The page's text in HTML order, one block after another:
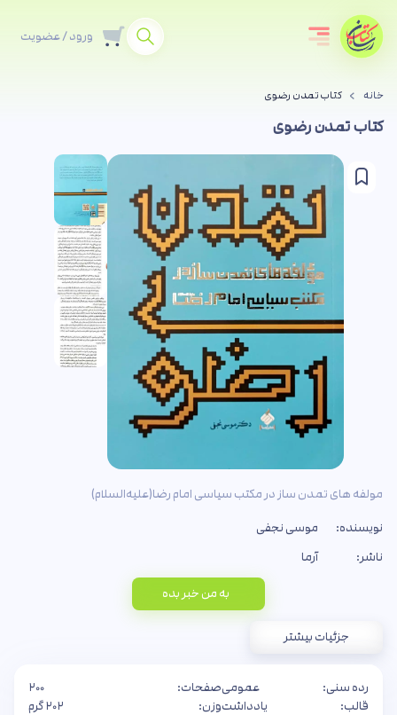
ورود / عضویت
خانه کتاب تمدن رضوی
کتاب تمدن رضوی
مولفه های تمدن ساز در مکتب سیاسی امام رضا(علیه‌السلام)
نویسنده:
موسی نجفی
ناشر:
آرما
به من خبر بده
جزئیات بیشتر
رده سنی:
عمومی
قالب:
یادداشت
صفحات:
۲۰۰
وزن:
۲۰۲ گرم